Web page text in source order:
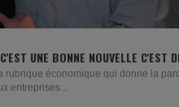
lundi sur deux, Maxime Janssens vous
les livres de...